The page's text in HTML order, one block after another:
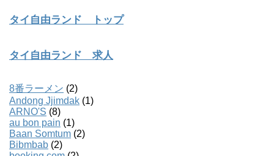
タイ自由ランド トップ
タイ自由ランド 求人
8番ラーメン (2)
Andong Jjimdak (1)
ARNO'S (8)
au bon pain (1)
Baan Somtum (2)
Bibmbab (2)